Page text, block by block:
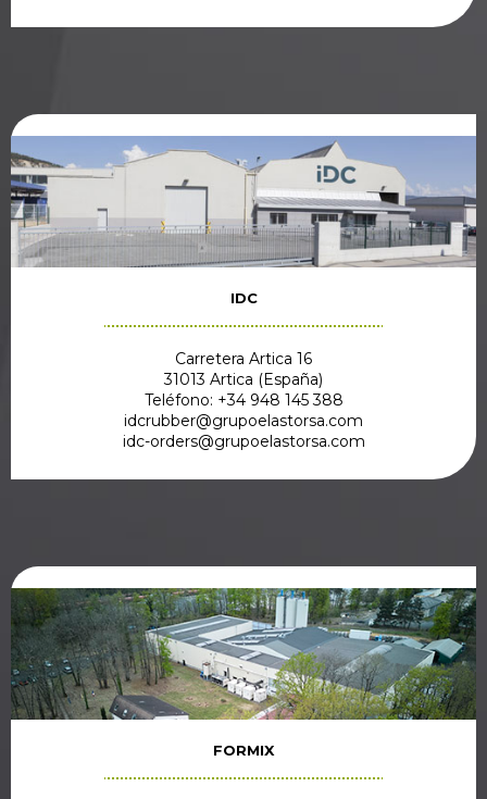
IDC
Carretera Artica 16
31013 Artica (España)
Teléfono: +34 948 145 388
idcrubber@grupoelastorsa.com
idc-orders@grupoelastorsa.com
FORMIX